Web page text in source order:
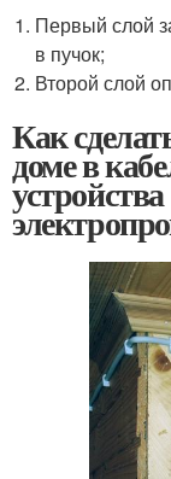
Первый слой
в пучок;
Второй слой
Как
доме в